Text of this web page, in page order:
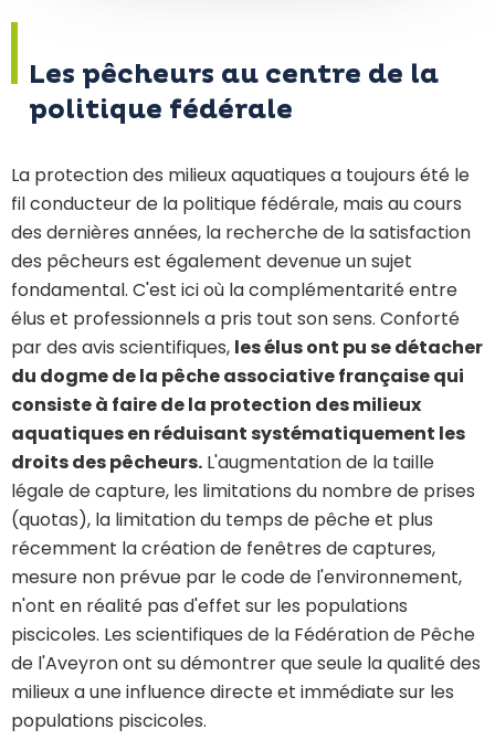
Les pêcheurs au centre de la
politique fédérale
La protection des milieux aquatiques a toujours été le
fil conducteur de la politique fédérale, mais au cours
des dernières années, la recherche de la satisfaction
des pêcheurs est également devenue un sujet
fondamental. C'est ici où la complémentarité entre
élus et professionnels a pris tout son sens. Conforté
par des avis scientifiques, les élus ont pu se détacher
du dogme de la pêche associative française qui
consiste à faire de la protection des milieux
aquatiques en réduisant systématiquement les
droits des pêcheurs. L'augmentation de la taille
légale de capture, les limitations du nombre de prises
(quotas), la limitation du temps de pêche et plus
récemment la création de fenêtres de captures,
mesure non prévue par le code de l'environnement,
n'ont en réalité pas d'effet sur les populations
piscicoles. Les scientifiques de la Fédération de Pêche
de l'Aveyron ont su démontrer que seule la qualité des
milieux a une influence directe et immédiate sur les
populations piscicoles.